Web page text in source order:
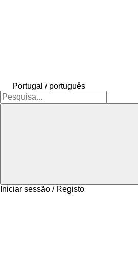
Portugal / português
Iniciar sessão / Registo